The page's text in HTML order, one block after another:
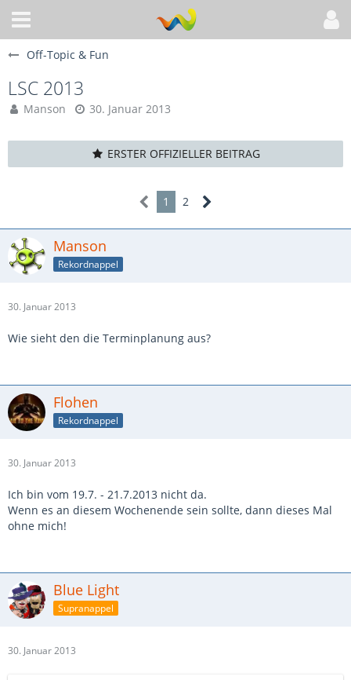
Off-Topic & Fun
LSC 2013
Manson 30. Januar 2013
ERSTER OFFIZIELLER BEITRAG
1 2
Manson
Rekordnappel
30. Januar 2013
Wie sieht den die Terminplanung aus?
Flohen
Rekordnappel
30. Januar 2013
Ich bin vom 19.7. - 21.7.2013 nicht da.
Wenn es an diesem Wochenende sein sollte, dann dieses Mal
ohne mich!
Blue Light
Supranappel
30. Januar 2013